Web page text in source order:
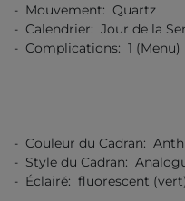
- Mouvement: Quartz
- Calendrier: Jour de la
- Complications: 1 (Menu)
- Couleur du Cadran:
- Style du Cadran:
- Éclairé: fluorescent (vert)